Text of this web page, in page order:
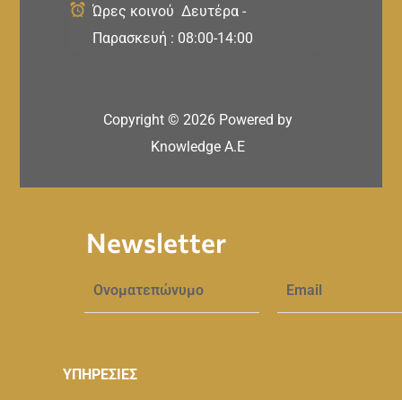
Ώρες κοινού Δευτέρα -
Παρασκευή : 08:00-14:00
Copyright © 2026 Powered by
Knowledge A.E
Newsletter
ΥΠΗΡΕΣΙΕΣ